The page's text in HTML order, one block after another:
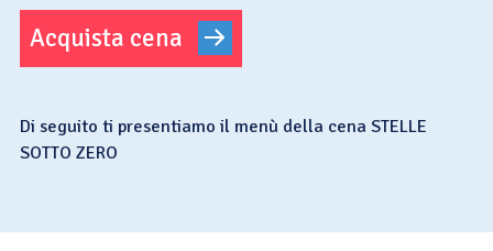
Acquista cena
Di seguito ti presentiamo il menù della cena STELLE
SOTTO ZERO